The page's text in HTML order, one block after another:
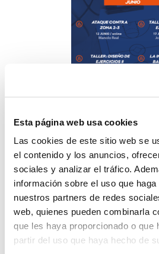
Esta página web usa cookies
Las cookies de este sitio web se
el contenido y los anuncios,
sociales y analizar el tráfico.
información sobre el uso que
nuestros partners de redes
web, quienes pueden combinarla
que les haya proporcionado o que
partir del uso que haya hecho de
A més de la defensa en
bàsquet inclusiu, entre
podrem gaudir de dos
d'entrenament que
relacionats entre si i que